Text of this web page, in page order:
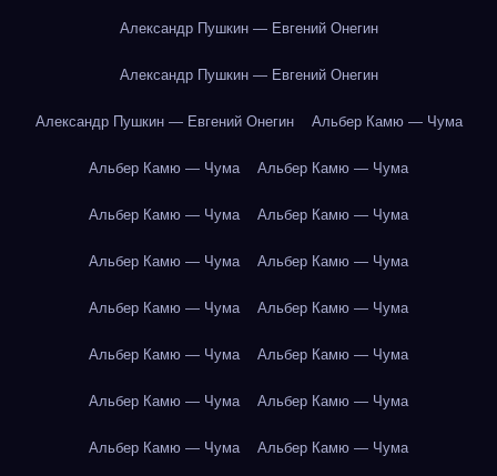
Александр Пушкин — Евгений Онегин
Александр Пушкин — Евгений Онегин
Александр Пушкин — Евгений Онегин Альбер Камю — Чума
Альбер Камю — Чума Альбер Камю — Чума
Альбер Камю — Чума Альбер Камю — Чума
Альбер Камю — Чума Альбер Камю — Чума
Альбер Камю — Чума Альбер Камю — Чума
Альбер Камю — Чума Альбер Камю — Чума
Альбер Камю — Чума Альбер Камю — Чума
Альбер Камю — Чума Альбер Камю — Чума